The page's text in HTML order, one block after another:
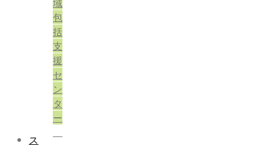
域
包
括
支
援
セ
ン
タ
ー
ス